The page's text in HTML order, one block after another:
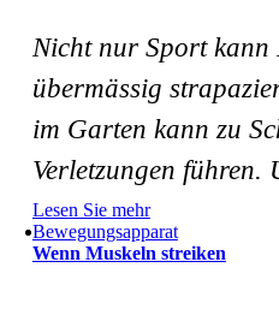
Nicht nur Sport kann
übermässig
im Garten kann zu
Verletzungen
Lesen Sie mehr
Bewegungsapparat
Wenn Muskeln streiken